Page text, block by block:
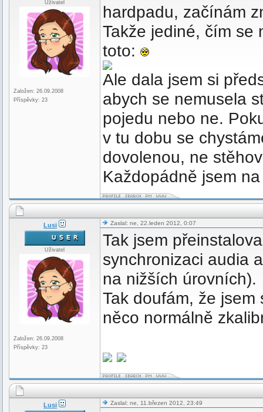
Uživatel
Založen: 26.09.2008
Příspěvky: 23
hardpadu, začínám
Takže jediné, čím se
toto:
Ale dala jsem si
abych se nemusela
pojedu nebo ne.
v tu dobu se
dovolenou, ne
Každopádně jsem
Lusi
Uživatel
Založen: 26.09.2008
Příspěvky: 23
Zaslal: ne, 22.leden 2012, 0:07
Tak jsem
synchronizaci audia
na nižších úrovních).
Tak doufám, že
něco normálně
Lusi Zaslal: ne, 11.březen 2012, 23:49